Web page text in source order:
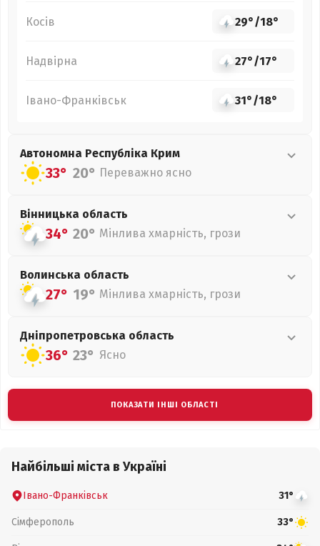
Косів 29°/18°
Надвірна 27°/17°
Івано-Франківськ 31°/18°
Автономна Республіка Крим
33° 20° Переважно ясно
Вінницька область
34° 20° Мінлива хмарність, грози
Волинська область
27° 19° Мінлива хмарність, грози
Дніпропетровська область
36° 23° Ясно
ПОКАЗАТИ ІНШІ ОБЛАСТІ
Найбільші міста в Україні
Івано-Франківськ 31°
Сімферополь 33°